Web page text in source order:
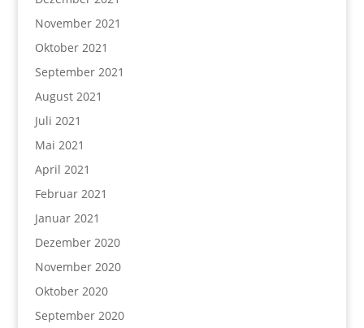
November 2021
Oktober 2021
September 2021
August 2021
Juli 2021
Mai 2021
April 2021
Februar 2021
Januar 2021
Dezember 2020
November 2020
Oktober 2020
September 2020